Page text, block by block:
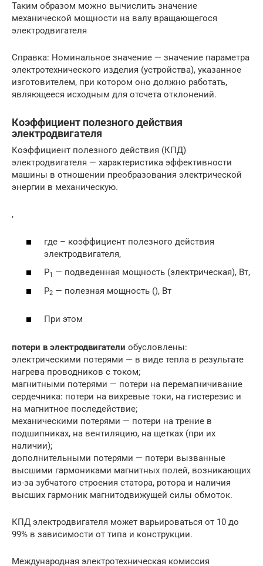
Таким образом можно вычислить значение
механической мощности на валу вращающегося
электродвигателя
Справка: Номинальное значение — значение параметра
электротехнического изделия (устройства), указанное
изготовителем, при котором оно должно работать,
являющееся исходным для отсчета отклонений.
Коэффициент полезного действия
электродвигателя
Коэффициент полезного действия (КПД)
электродвигателя — характеристика эффективности
машины в отношении преобразования электрической
энергии в механическую.
,
где – коэффициент полезного действия
электродвигателя,
P1 — подведенная мощность (электрическая), Вт,
P2 — полезная мощность (), Вт
При этом
потери в электродвигатели обусловлены:
электрическими потерями — в виде тепла в результате
нагрева проводников с током;
магнитными потерями — потери на перемагничивание
сердечника: потери на вихревые токи, на гистерезис и
на магнитное последействие;
механическими потерями — потери на трение в
подшипниках, на вентиляцию, на щетках (при их
наличии);
дополнительными потерями — потери вызванные
высшими гармониками магнитных полей, возникающих
из-за зубчатого строения статора, ротора и наличия
высших гармоник магнитодвижущей силы обмоток.
КПД электродвигателя может варьироваться от 10 до
99% в зависимости от типа и конструкции.
Международная электротехническая комиссия